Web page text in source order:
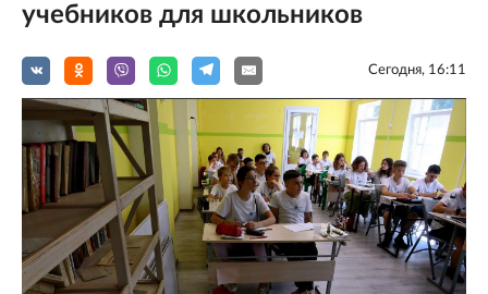
учебников для школьников
Сегодня, 16:11